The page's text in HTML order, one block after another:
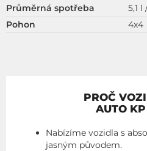
Průměrná spotřeba
5,1 l
Pohon
4x4
PROČ
AUTO
Nabízíme vozidla s
jasným původem.